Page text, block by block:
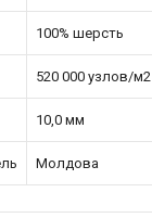
100% шерсть
520 000 узлов/м2
10,0 мм
Молдова